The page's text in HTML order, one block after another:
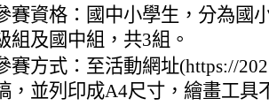
賽資格：國中小學生，分為國
組及國中組，共3組。
賽方式：至活動網址(https://
，並列印成A4尺寸，繪畫工具